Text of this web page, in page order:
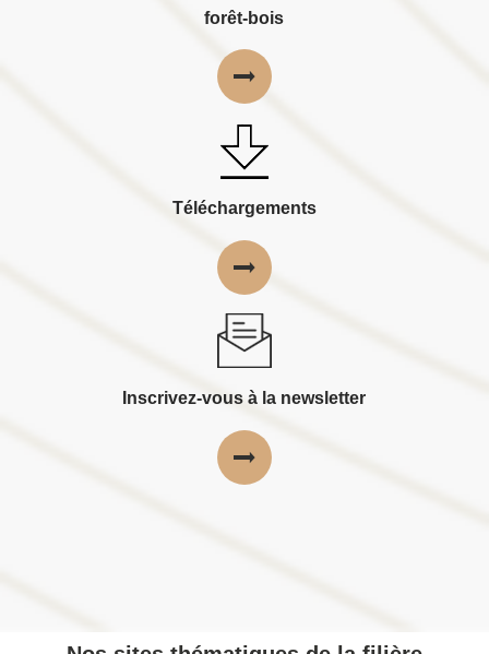
forêt-bois
Téléchargements
Inscrivez-vous à la newsletter